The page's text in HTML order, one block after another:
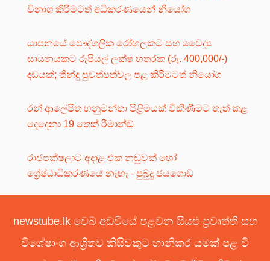
විනාශ කිරීමටත් අධිකරණයෙන් නියෝග
යාපනයේ පෞද්ගලික රෝහලකට සහ වෛද්‍ය
සායනයකට රුපියල් ලක්ෂ හතරක (රු. 400,000/-)
දඩයක්; තීන්දු පුවත්පත්වල පළ කිරීමටත් නියෝග
රන් ආලේපිත හනුමන්තා පිළිමයක් විකිණීමට තැත් කළ
දෙදෙනා 19 තෙක් රිමාන්ඩ්
රාජපක්ෂලාට අදාළ එක නඩුවක් හෝ
ශ්‍රේෂ්ඨාධිකරණයේ නැහැ - පුබුදු ජයගොඩ
newstube.lk වෙබ් අඩවියේ පළවන සියළු ප්‍රවෘත්ති සහ
විශේෂාංග ආශ්‍රිතව කිසිවකුට හානිකර යමක් පළ වී